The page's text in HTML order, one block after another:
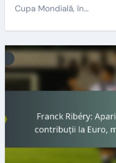
Cupa Mondială, în…